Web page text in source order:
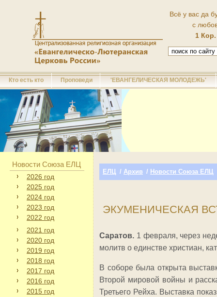
Всё у вас да
с
1
Кто есть кто Проповеди 'ЕВАНГЕЛИЧЕСКАЯ МОЛОДЕЖЬ'
Новости Союза ЕЛЦ
2026 год
2025 год
2024 год
2023 год
2022 год
2021 год
2020 год
2019 год
2018 год
2017 год
2016 год
2015 год
ЕЛЦ / Архив / Новости Союза ЕЛЦ
ЭКУМЕНИЧЕСКАЯ
Саратов. 1 февраля, через
молитв о единстве христиан,
В соборе была открыта
Второй мировой войны и
Третьего Рейха. Выставка